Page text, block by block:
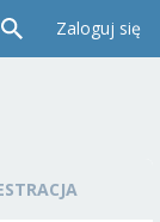
Zaloguj się